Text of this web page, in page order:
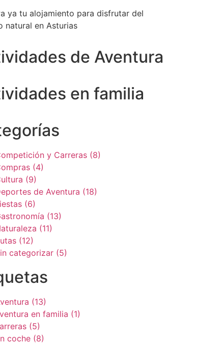
ya tu alojamiento para disfrutar del
natural en Asturias
de Aventura
en familia
y Carreras (8)
(4)
(9)
de Aventura (18)
(6)
(13)
(11)
(12)
categorizar (5)
(13)
en familia (1)
(5)
coche (8)